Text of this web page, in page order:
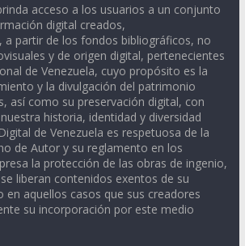
acceso a los usuarios a un conjunto
digital creados,
a partir de los fondos bibliográficos, no
y de origen digital, pertenecientes
de Venezuela, cuyo propósito es la
y la divulgación del patrimonio
así como su preservación digital, con
historia, identidad y diversidad
de Venezuela es respetuosa de la
de Autor y su reglamento en los
la protección de las obras de ingenio,
liberan contenidos exentos de su
en aquellos casos que sus creadores
su incorporación por este medio